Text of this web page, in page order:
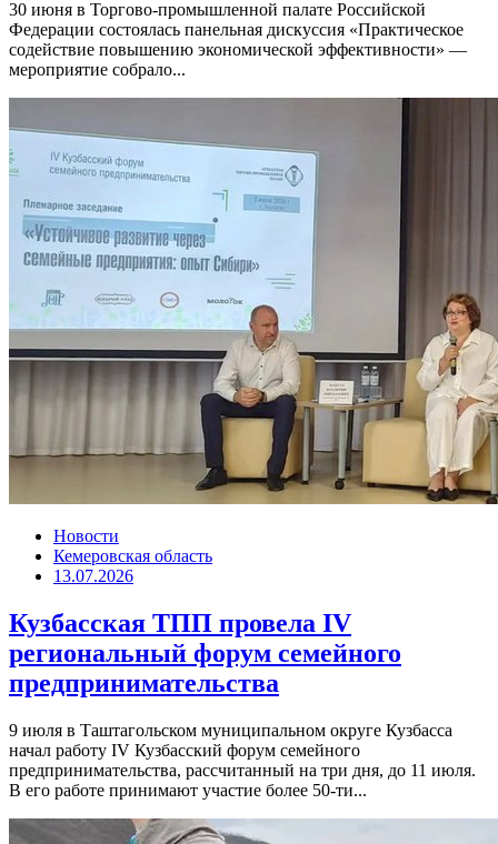
30 июня в Торгово-промышленной палате Российской
Федерации состоялась панельная дискуссия «Практическое
содействие повышению экономической эффективности» —
мероприятие собрало...
Новости
Кемеровская область
13.07.2026
Кузбасская ТПП провела IV
региональный форум семейного
предпринимательства
9 июля в Таштагольском муниципальном округе Кузбасса
начал работу IV Кузбасский форум семейного
предпринимательства, рассчитанный на три дня, до 11 июля.
В его работе принимают участие более 50-ти...